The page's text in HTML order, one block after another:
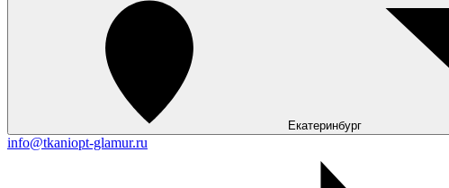
Екатеринбург
info@tkaniopt-glamur.ru